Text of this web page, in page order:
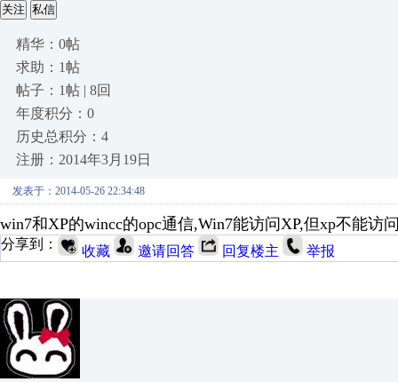
关注 私信
精华：0帖
求助：1帖
帖子：1帖 | 8回
年度积分：0
历史总积分：4
注册：2014年3月19日
发表于：2014-05-26 22:34:48
win7和XP的wincc的opc通信,Win7能访问XP,但xp不能访
分享到： 收藏 邀请回答 回复楼主 举报